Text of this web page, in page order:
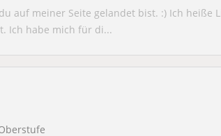
auf meiner Seite gelandet bist. :) Ich heiße
Ich habe mich für di...